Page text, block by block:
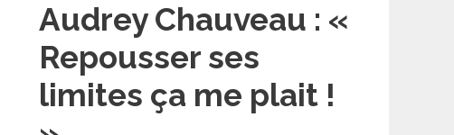
Audrey Chauveau : «
Repousser ses
limites ça me plait !